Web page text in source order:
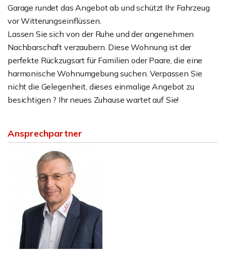
Garage rundet das Angebot ab und schützt Ihr Fahrzeug
vor Witterungseinflüssen.
Lassen Sie sich von der Ruhe und der angenehmen
Nachbarschaft verzaubern. Diese Wohnung ist der
perfekte Rückzugsort für Familien oder Paare, die eine
harmonische Wohnumgebung suchen. Verpassen Sie
nicht die Gelegenheit, dieses einmalige Angebot zu
besichtigen ? Ihr neues Zuhause wartet auf Sie!
Ansprechpartner